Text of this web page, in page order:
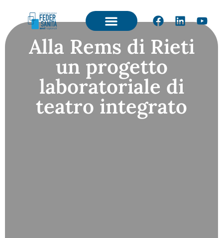
Alla Rems di Rieti
un progetto
laboratoriale di
teatro integrato